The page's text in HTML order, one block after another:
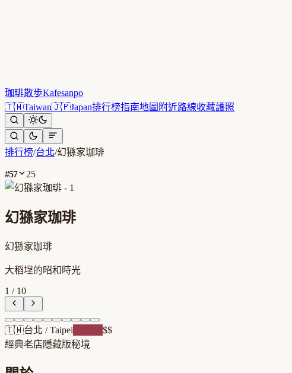
珈琲散歩Kafesanpo
🇹🇼Taiwan🇯🇵Japan排行榜指南地圖 附近路線收藏護照
排行榜/台北/幻猻家珈琲
#57 25
幻猻家珈琲
幻猻家珈琲
大稻埕的昭和時光
1 / 10
🇹🇼台北 /Taipei
$$
經典老店隱藏版秘境